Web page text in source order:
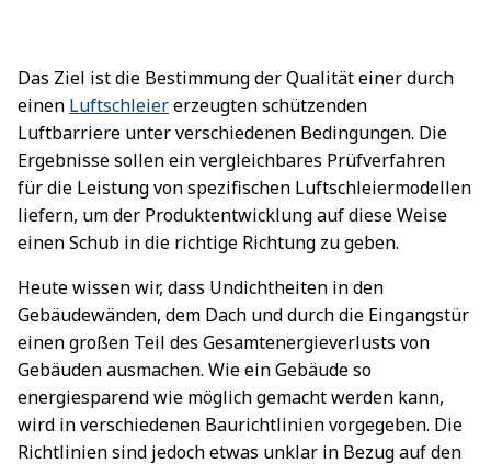
Das Ziel ist die Bestimmung der Qualität einer durch
einen Luftschleiererzeugten schützenden
Luftbarriere unter verschiedenen Bedingungen. Die
Ergebnisse sollen ein vergleichbares Prüfverfahren
für die Leistung von spezifischen Luftschleiermodellen
liefern, um der Produktentwicklung auf diese Weise
einen Schub in die richtige Richtung zu geben.
Heute wissen wir, dass Undichtheiten in den
Gebäudewänden, dem Dach und durch die Eingangstür
einen großen Teil des Gesamtenergieverlusts von
Gebäuden ausmachen. Wie ein Gebäude so
energiesparend wie möglich gemacht werden kann,
wird in verschiedenen Baurichtlinien vorgegeben. Die
Richtlinien sind jedoch etwas unklar in Bezug auf den